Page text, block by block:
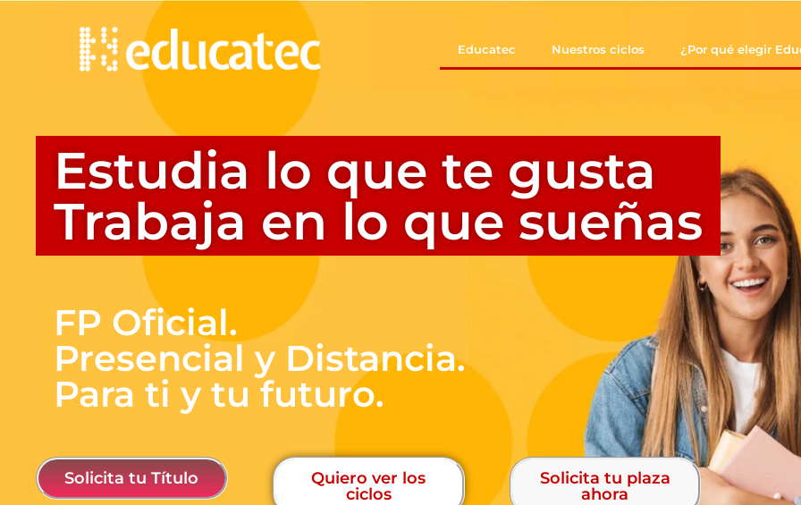
Educatec Nuestros ciclos ¿Por qué elegir
Estudia lo que te gusta
Trabaja en lo que sueñas
FP Oficial.
Presencial y Distancia.
Para ti y tu futuro.
Solicita tu Título
Quiero ver los
ciclos
Solicita tu plaza
ahora